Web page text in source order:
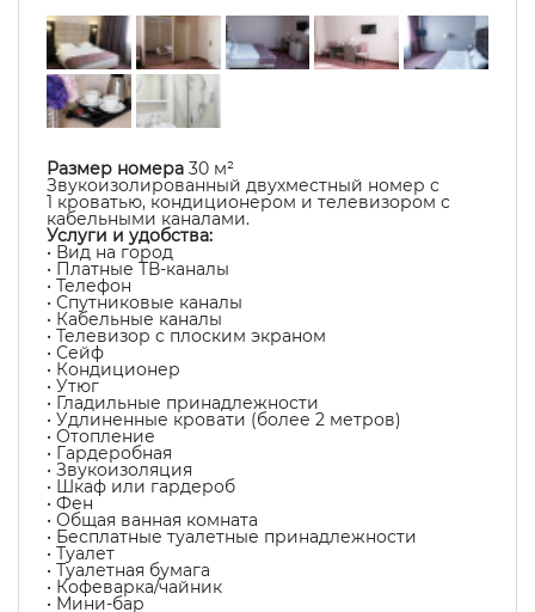
Размер номера 30 м²
Звукоизолированный двухместный номер с
1 кроватью, кондиционером и телевизором с
кабельными каналами.
Услуги и удобства:
• Вид на город
• Платные ТВ-каналы
• Телефон
• Спутниковые каналы
• Кабельные каналы
• Телевизор с плоским экраном
• Сейф
• Кондиционер
• Утюг
• Гладильные принадлежности
• Удлиненные кровати (более 2 метров)
• Отопление
• Гардеробная
• Звукоизоляция
• Шкаф или гардероб
• Фен
• Общая ванная комната
• Бесплатные туалетные принадлежности
• Туалет
• Туалетная бумага
• Кофеварка/чайник
• Мини-бар